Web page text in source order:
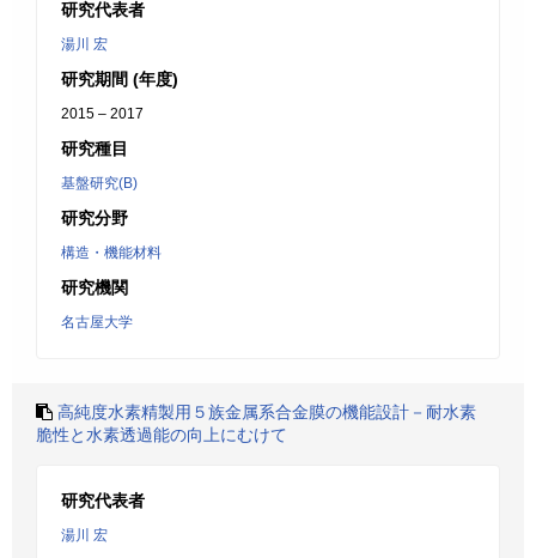
研究代表者
湯川 宏
研究期間 (年度)
2015 – 2017
研究種目
基盤研究(B)
研究分野
構造・機能材料
研究機関
名古屋大学
高純度水素精製用５族金属系合金膜の機能設計－耐水素
脆性と水素透過能の向上にむけて
研究代表者
湯川 宏